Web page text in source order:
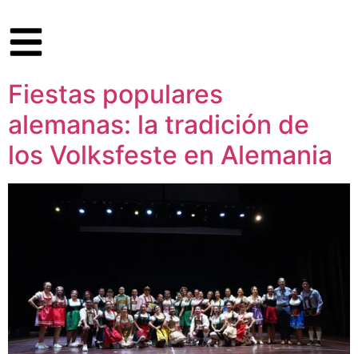
Fiestas populares
alemanas: la tradición de
los Volksfeste en Alemania